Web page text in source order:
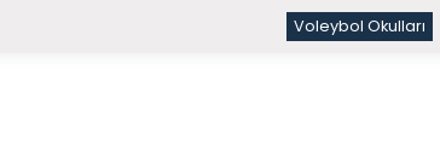
Voleybol Okulları